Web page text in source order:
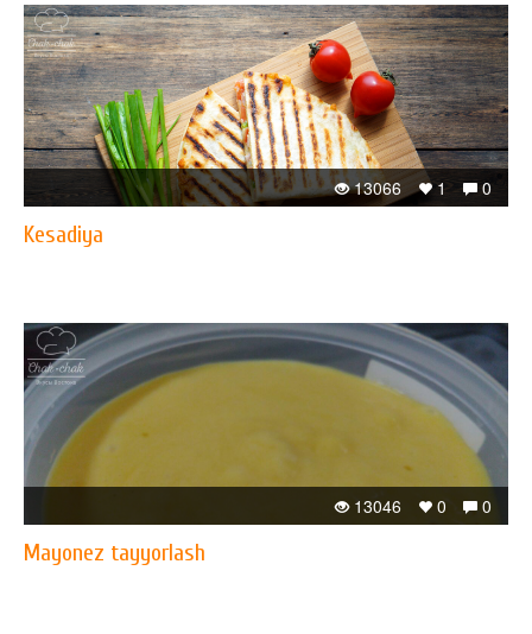
0
1
13066
Kesadiya
0
0
13046
Mayonez tayyorlash